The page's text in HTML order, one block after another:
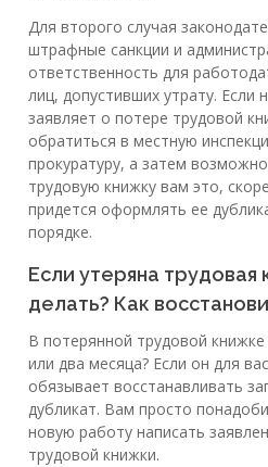
Для второго случая
штрафные санкции и
ответственность для
лиц, допустивших утрату. Если
заявляет о потере трудовой
обратиться в местную
прокуратуру, а затем
трудовую книжку вам это,
придется оформлять ее
порядке.
Если утеряна трудовая
делать? Как
В потерянной трудовой
или два месяца? Если он для
обязывает восстанавливать
дубликат. Вам просто
новую работу написать
трудовой книжки.